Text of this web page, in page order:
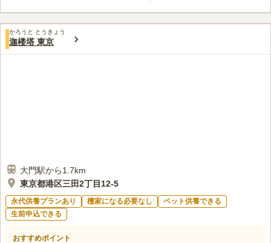
この霊園はまだ誰からも評価されていません。
かろうと とうきょう
迦楼塔 東京
大門駅から1.7km
東京都港区三田2丁目12-5
永代供養プランあり 檀家になる必要なし
ペット供養できる
生前申込できる
おすすめポイント